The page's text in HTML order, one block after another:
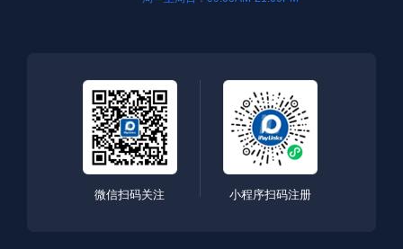
微信扫码关注 小程序扫码注册